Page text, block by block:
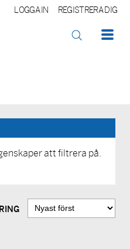
LOGGA IN REGISTRERA DIG
att filtrera på.